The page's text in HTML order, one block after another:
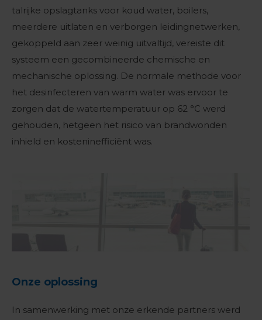
talrijke opslagtanks voor koud water, boilers,
meerdere uitlaten en verborgen leidingnetwerken,
gekoppeld aan zeer weinig uitvaltijd, vereiste dit
systeem een gecombineerde chemische en
mechanische oplossing. De normale methode voor
het desinfecteren van warm water was ervoor te
zorgen dat de watertemperatuur op 62 °C werd
gehouden, hetgeen het risico van brandwonden
inhield en kosteninefficiënt was.
Onze oplossing
In samenwerking met onze erkende partners werd